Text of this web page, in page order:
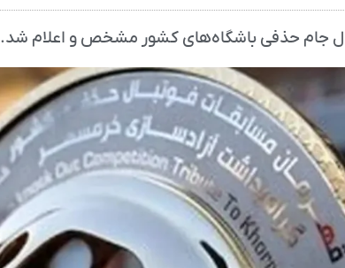
جام حذفی باشگاه‌های کشور مشخص و اعلام شد.